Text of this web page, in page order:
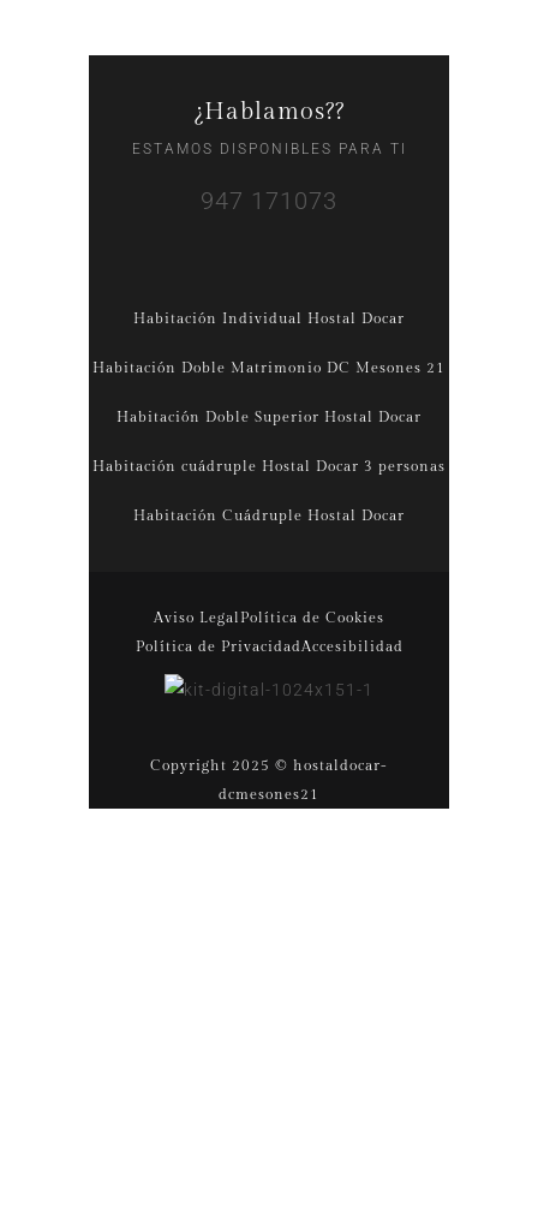
¿Hablamos??
ESTAMOS DISPONIBLES PARA TI
947 171073
Habitación Individual Hostal Docar
Habitación Doble Matrimonio DC Mesones 21
Habitación Doble Superior Hostal Docar
Habitación cuádruple Hostal Docar 3 personas
Habitación Cuádruple Hostal Docar
Aviso Legal Política de Cookies
Política de PrivacidadAccesibilidad
Copyright 2025 © hostaldocar-
dcmesones21